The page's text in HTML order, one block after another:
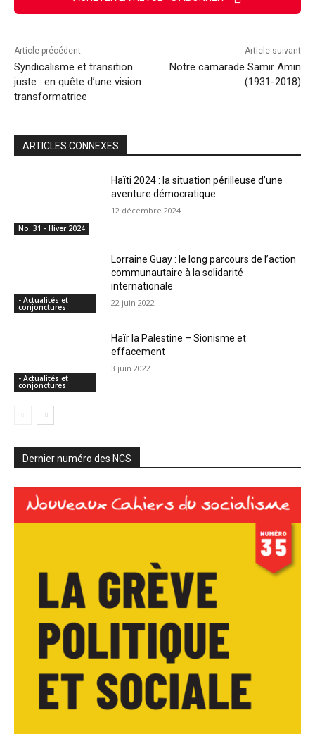
Article précédent
Syndicalisme et transition
juste : en quête d’une vision
transformatrice
Article suivant
Notre camarade Samir Amin
(1931-2018)
ARTICLES CONNEXES
No. 31 - Hiver 2024
Haïti 2024 : la situation périlleuse d’une
aventure démocratique
12 décembre 2024
- Actualités et
conjonctures
Lorraine Guay : le long parcours de l’action
communautaire à la solidarité
internationale
22 juin 2022
- Actualités et
conjonctures
Haïr la Palestine – Sionisme et
effacement
3 juin 2022
Dernier numéro des NCS